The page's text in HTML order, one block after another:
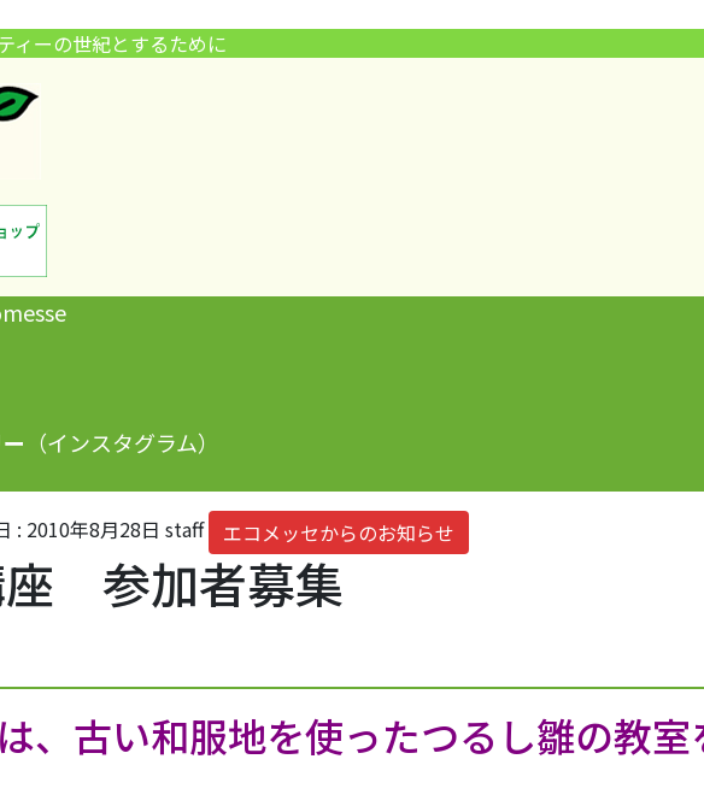
ィーの世紀とするために
（インスタグラム）
: 2010年8月28日 staff エコメッセからのお知らせ
座 参加者募集
、古い和服地を使ったつるし雛の教